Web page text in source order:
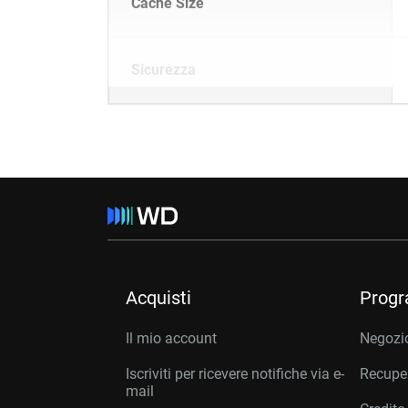
Sicurezza
Acquisti
Il mio account
Iscriviti per ricevere notifiche via e-
mail